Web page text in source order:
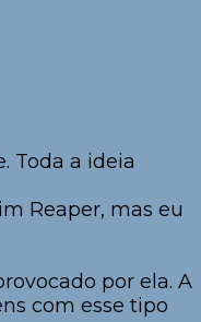
Toda a ideia
Reaper, mas eu
por ela. A
com esse tipo